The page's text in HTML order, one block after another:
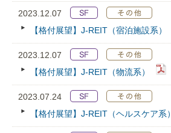
2023.12.07
【格付展望】J-REIT（宿泊施設系）
2023.12.07
【格付展望】J-REIT（物流系）
2023.07.24
【格付展望】J-REIT（ヘルスケア系）